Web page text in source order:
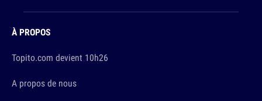
À PROPOS
Topito.com devient 10h26
A propos de nous